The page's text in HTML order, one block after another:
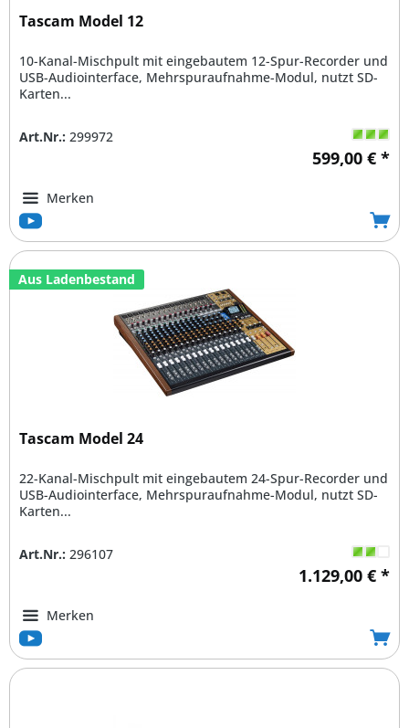
Tascam Model 12
10-Kanal-Mischpult mit eingebautem 12-Spur-Recorder und
USB-Audiointerface, Mehrspuraufnahme-Modul, nutzt SD-
Karten...
Art.Nr.: 299972
599,00 € *
Merken
Aus Ladenbestand
Tascam Model 24
22-Kanal-Mischpult mit eingebautem 24-Spur-Recorder und
USB-Audiointerface, Mehrspuraufnahme-Modul, nutzt SD-
Karten...
Art.Nr.: 296107
1.129,00 € *
Merken